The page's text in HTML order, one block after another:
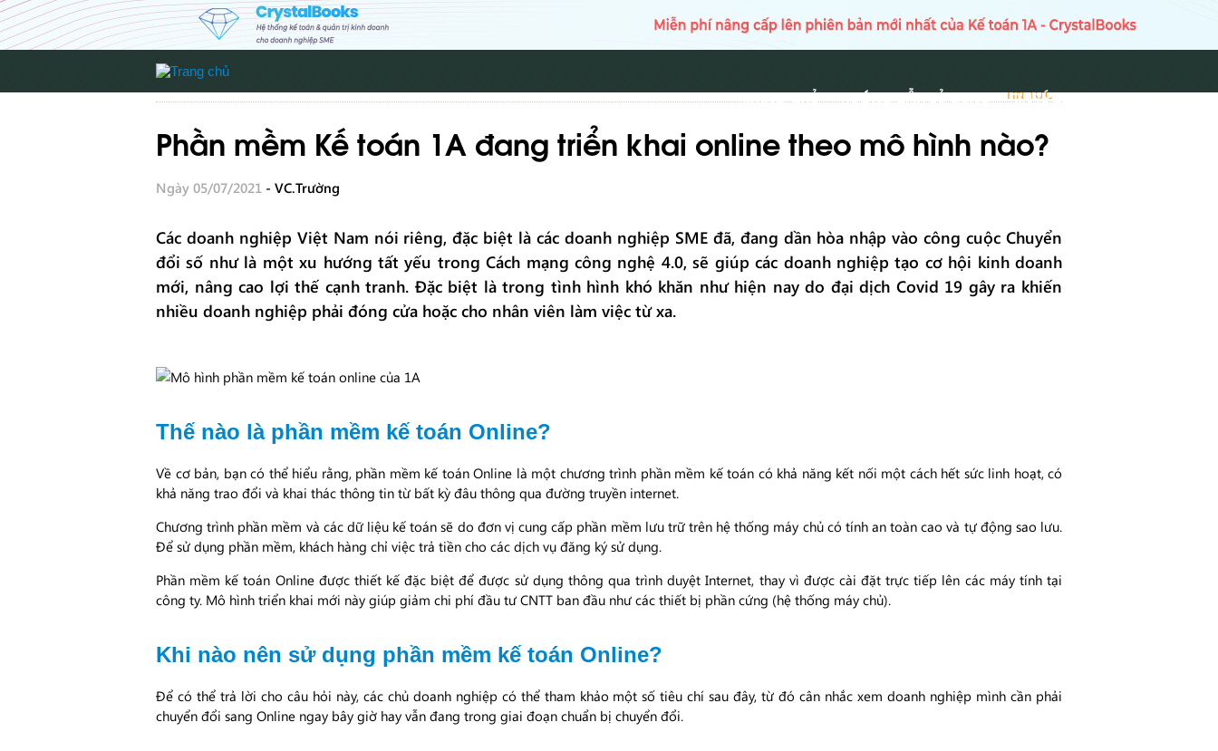
TRANG CHỦ HƯỚNG DẪN SỬ DỤNG TIN TỨC
TIN TỨC
Phần mềm Kế toán 1A đang triển khai online theo mô hình nào?
Ngày 05/07/2021 - VC.Trường
Các doanh nghiệp Việt Nam nói riêng, đặc biệt là các doanh nghiệp SME đã, đang dần hòa nhập vào công cuộc Chuyển
đổi số như là một xu hướng tất yếu trong Cách mạng công nghệ 4.0, sẽ giúp các doanh nghiệp tạo cơ hội kinh doanh
mới, nâng cao lợi thế cạnh tranh. Đặc biệt là trong tình hình khó khăn như hiện nay do đại dịch Covid 19 gây ra khiến
nhiều doanh nghiệp phải đóng cửa hoặc cho nhân viên làm việc từ xa.
Thế nào là phần mềm kế toán Online?
Về cơ bản, bạn có thể hiểu rằng, phần mềm kế toán Online là một chương trình phần mềm kế toán có khả năng kết nối một cách hết sức linh hoạt, có
khả năng trao đổi và khai thác thông tin từ bất kỳ đâu thông qua đường truyền internet.
Chương trình phần mềm và các dữ liệu kế toán sẽ do đơn vị cung cấp phần mềm lưu trữ trên hệ thống máy chủ có tính an toàn cao và tự động sao lưu.
Để sử dụng phần mềm, khách hàng chỉ việc trả tiền cho các dịch vụ đăng ký sử dụng.
Phần mềm kế toán Online được thiết kế đặc biệt để được sử dụng thông qua trình duyệt Internet, thay vì được cài đặt trực tiếp lên các máy tính tại
công ty. Mô hình triển khai mới này giúp giảm chi phí đầu tư CNTT ban đầu như các thiết bị phần cứng (hệ thống máy chủ).
Khi nào nên sử dụng phần mềm kế toán Online?
Để có thể trả lời cho câu hỏi này, các chủ doanh nghiệp có thể tham khảo một số tiêu chí sau đây, từ đó cân nhắc xem doanh nghiệp mình cần phải
chuyển đổi sang Online ngay bây giờ hay vẫn đang trong giai đoạn chuẩn bị chuyển đổi.